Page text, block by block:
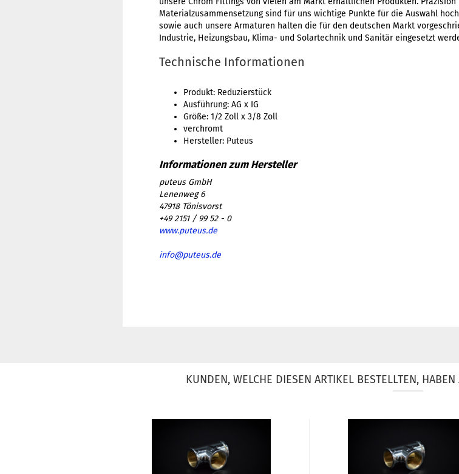
Materialzusammensetzung sind für uns wichtige Punkte für die Auswahl
sowie auch unsere Armaturen halten die für den deutschen Markt
Industrie, Heizungsbau, Klima- und Solartechnik und Sanitär eingesetzt
Technische Informationen
Produkt: Reduzierstück
Ausführung: AG x IG
Größe: 1/2 Zoll x 3/8 Zoll
verchromt
Hersteller: Puteus
puteus GmbH
Lenenweg 6
47918 Tönisvorst
+49 2151 / 99 52 - 0
www.puteus.de
info@puteus.de
KUNDEN, WELCHE DIESEN ARTIKEL BESTELLTEN,